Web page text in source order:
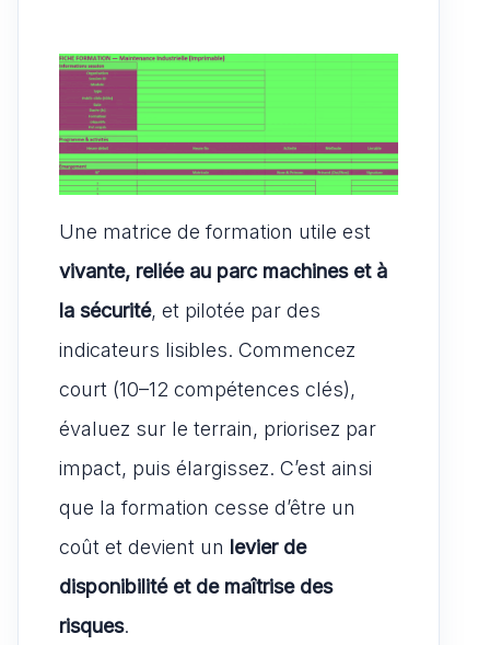
Une matrice de formation utile est
vivante, reliée au parc machines et à
la sécurité, et pilotée par des
indicateurs lisibles. Commencez
court (10–12 compétences clés),
évaluez sur le terrain, priorisez par
impact, puis élargissez. C’est ainsi
que la formation cesse d’être un
coût et devient un levier de
disponibilité et de maîtrise des
risques.